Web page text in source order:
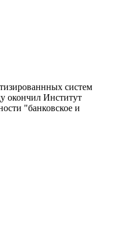
систем
окончил Институт
"банковское и